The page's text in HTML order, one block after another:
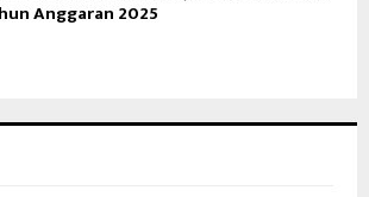
Anggaran 2025